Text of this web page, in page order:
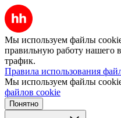
Мы используем файлы
правильную работу нашего
трафик.
Правила использования
Мы используем файлы
файлов cookie
Понятно